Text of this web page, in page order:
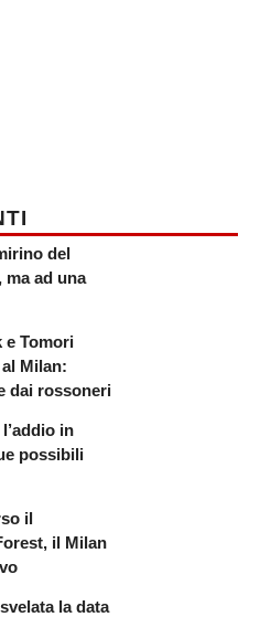
del
ma ad una
e Tomori
Milan:
dai rossoneri
in
possibili
il
il Milan
la data